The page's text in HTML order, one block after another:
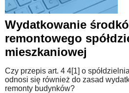
Wydatkowanie
remontowego
mieszkaniowej
Czy przepis art. 4 4[1] o
odnosi się również do zasad
remonty budynków?